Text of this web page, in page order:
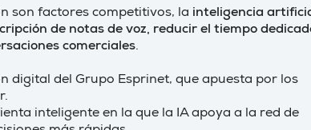
son factores competitivos, la inteligencia
de notas de voz, reducir el tiempo
comerciales.
digital del Grupo Esprinet, que apuesta por los
inteligente en la que la IA apoya a la red de